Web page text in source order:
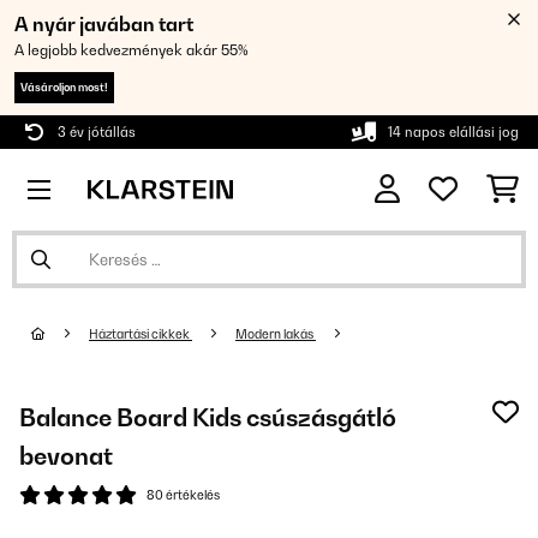
A nyár javában tart
A legjobb kedvezmények akár 55%
Vásároljon most!
3 év jótállás 14 napos elállási jog
Háztartási cikkek Modern lakás
Balance Board Kids csúszásgátló
bevonat
80 értékelés